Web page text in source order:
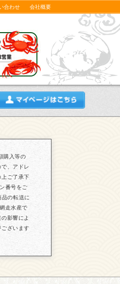
会社概要
合わせ
購入等の
、アドレ
ご了承下
番号をご
の転送に
走水産で
影響によ
ざいます